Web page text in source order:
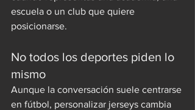
escuela o un club que quiere
posicionarse.
No todos los deportes piden lo
mismo
Aunque la conversación suele centrarse
en fútbol, personalizar jerseys cambia